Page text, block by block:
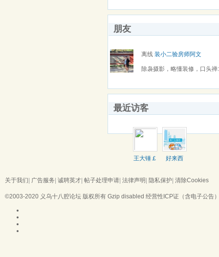
朋友
离线 装小二验房师阿文
除袅摄影，略懂装修，口头
最近访客
王大锤￡
好来西
关于我们| 广告服务| 诚聘英才| 帖子处理申请| 法律声明| 隐私保护| 清除Cookies
©2003-2020 义乌十八腔论坛 版权所有 Gzip disabled 经营性ICP证（含电子公告